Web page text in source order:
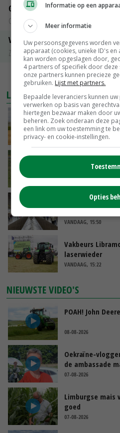
Gerst
Groningen
Volle melkpoeder
Zuivel NL
MEER
LAATSTE NIEUWS
Twente,
VANDAAG, 17:02
Fritesnotering
VANDAAG, 16:39
Brandschone
trekken
VANDAAG, 15:50
Vakbeurs
laserwieder
VANDAAG, 15:22
NIEUWSTE VIDEO'S
POAH! John
08-08-2026
Oekraïne-
de ambassade
07-08-2026
Limburgse mais
goed
07-08-2026
Informatie op een
Meer informatie
Uw persoonsgegevens worden
apparaat (cookies, unieke ID's
kan worden opgeslagen door,
4 partners of specifiek door deze
onze partners kunnen precieze
gebruiken. Lijst met partners.
Bepaalde leveranciers kunnen
verwerken op basis van
hiertegen bezwaar maken door
beheren. Zoek onderaan deze
een link om uw toestemming te
privacy- en cookie-instellingen.
Opties